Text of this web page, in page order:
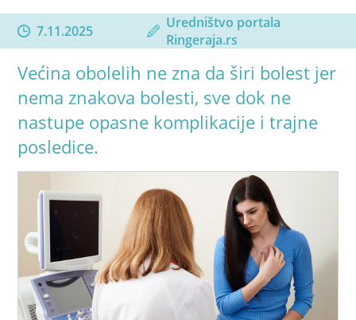
7.11.2025
Uredništvo portala
Ringeraja.rs
Većina obolelih ne zna da širi bolest jer
nema znakova bolesti, sve dok ne
nastupe opasne komplikacije i trajne
posledice.